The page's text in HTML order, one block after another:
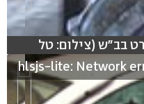
hlsjs-lite: Network
בב"ש (צילום: טל
hlsjs-lite: Network